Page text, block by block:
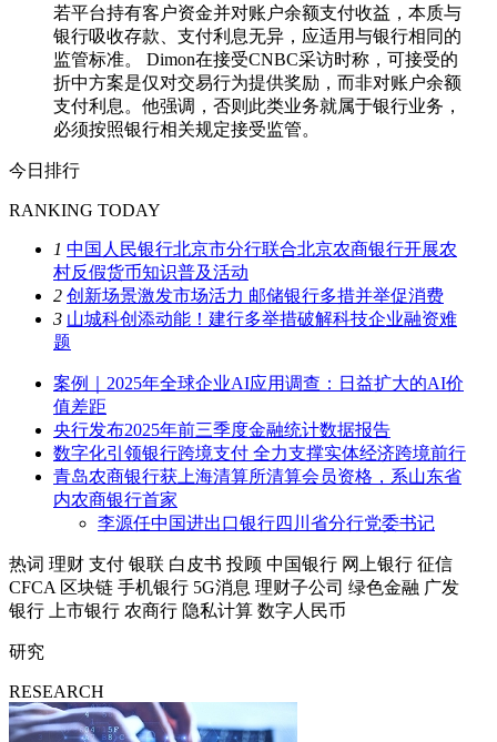
若平台持有客户资金并对账户余额支付收益，本质与
银行吸收存款、支付利息无异，应适用与银行相同的
监管标准。 Dimon在接受CNBC采访时称，可接受的
折中方案是仅对交易行为提供奖励，而非对账户余额
支付利息。他强调，否则此类业务就属于银行业务，
必须按照银行相关规定接受监管。
今日排行
RANKING TODAY
1 中国人民银行北京市分行联合北京农商银行开展农
村反假货币知识普及活动
2 创新场景激发市场活力 邮储银行多措并举促消费
3 山城科创添动能！建行多举措破解科技企业融资难
题
案例｜2025年全球企业AI应用调查：日益扩大的AI价
值差距
央行发布2025年前三季度金融统计数据报告
数字化引领银行跨境支付 全力支撑实体经济跨境前行
青岛农商银行获上海清算所清算会员资格，系山东省
内农商银行首家
李源任中国进出口银行四川省分行党委书记
热词 理财 支付 银联 白皮书 投顾 中国银行 网上银行 征信
CFCA 区块链 手机银行 5G消息 理财子公司 绿色金融 广发
银行
上市银行 农商行 隐私计算 数字人民币
研究
RESEARCH